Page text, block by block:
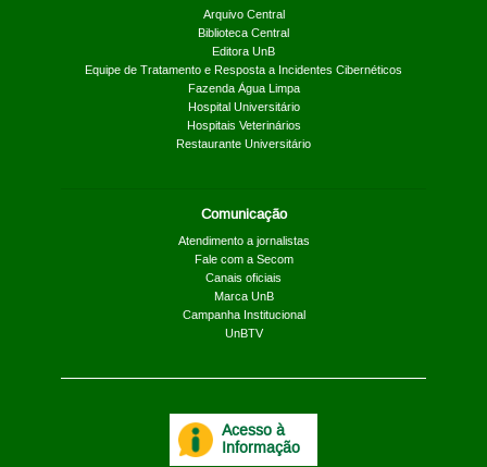
Arquivo Central
Biblioteca Central
Editora UnB
Equipe de Tratamento e Resposta a Incidentes Cibernéticos
Fazenda Água Limpa
Hospital Universitário
Hospitais Veterinários
Restaurante Universitário
Comunicação
Atendimento a jornalistas
Fale com a Secom
Canais oficiais
Marca UnB
Campanha Institucional
UnBTV
Acesso à
Informação